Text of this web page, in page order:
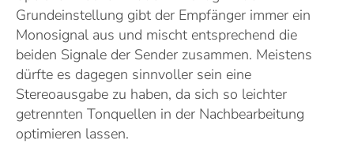
Grundeinstellung gibt der Empfänger immer ein
Monosignal aus und mischt entsprechend die
beiden Signale der Sender zusammen. Meistens
dürfte es dagegen sinnvoller sein eine
Stereoausgabe zu haben, da sich so leichter
getrennten Tonquellen in der Nachbearbeitung
optimieren lassen.